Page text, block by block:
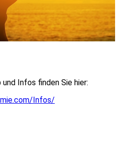
Infos finden Sie hier:
Infos/